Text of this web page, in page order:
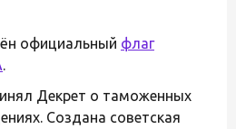
официальный флаг
.
Декрет о таможенных
Создана советская